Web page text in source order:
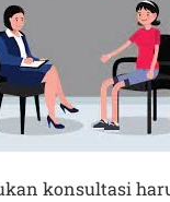
konsultasi